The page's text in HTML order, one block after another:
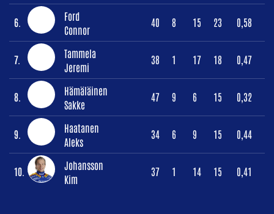
6.
Ford
Connor
40 8 15 23 0,58
7.
Tammela
Jeremi
38 1 17 18 0,47
8.
Hämäläinen
Sakke
47 9 6 15 0,32
9.
Haatanen
Aleks
34 6 9 15 0,44
10.
Johansson
Kim
37 1 14 15 0,41